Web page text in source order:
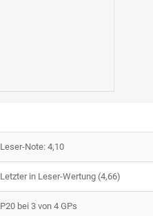
Leser-Note: 4,10
Letzter in Leser-Wertung (4,66)
P20 bei 3 von 4 GPs